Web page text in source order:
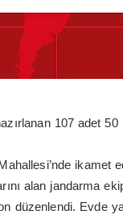
107 adet
ikamet
alan jandarma
düzenlendi. Evde